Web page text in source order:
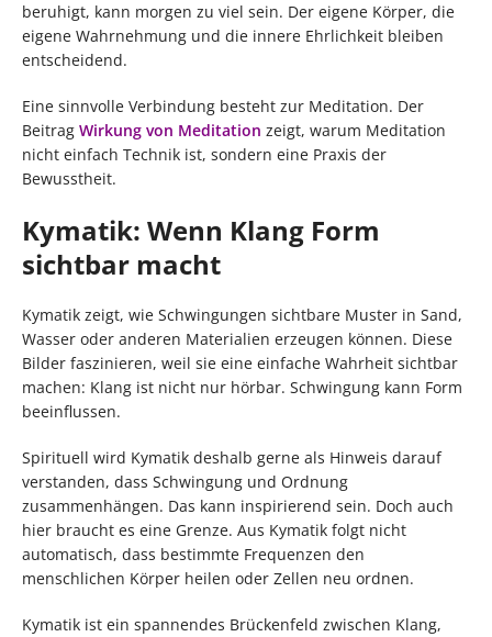
beruhigt, kann morgen zu viel sein. Der eigene Körper, die
eigene Wahrnehmung und die innere Ehrlichkeit bleiben
entscheidend.
Eine sinnvolle Verbindung besteht zur Meditation. Der
Beitrag Wirkung von Meditation zeigt, warum Meditation
nicht einfach Technik ist, sondern eine Praxis der
Bewusstheit.
Kymatik: Wenn Klang Form
sichtbar macht
Kymatik zeigt, wie Schwingungen sichtbare Muster in Sand,
Wasser oder anderen Materialien erzeugen können. Diese
Bilder faszinieren, weil sie eine einfache Wahrheit sichtbar
machen: Klang ist nicht nur hörbar. Schwingung kann Form
beeinflussen.
Spirituell wird Kymatik deshalb gerne als Hinweis darauf
verstanden, dass Schwingung und Ordnung
zusammenhängen. Das kann inspirierend sein. Doch auch
hier braucht es eine Grenze. Aus Kymatik folgt nicht
automatisch, dass bestimmte Frequenzen den
menschlichen Körper heilen oder Zellen neu ordnen.
Kymatik ist ein spannendes Brückenfeld zwischen Klang,